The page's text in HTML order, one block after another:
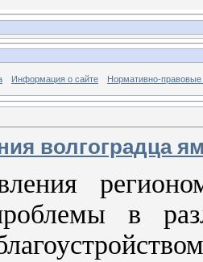
Информация о сайте Нормативно-правовые
волгоградца
в